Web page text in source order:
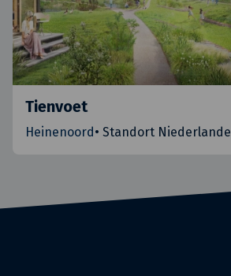
Tienvoet
Heinenoord• Standort Niederlande